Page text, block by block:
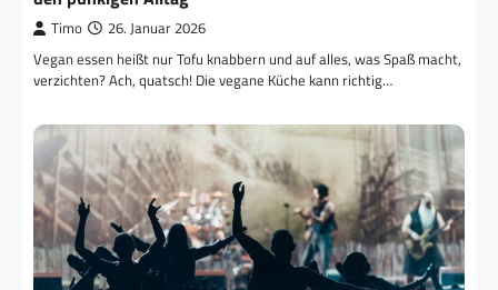
Timo 26. Januar 2026
Vegan essen heißt nur Tofu knabbern und auf alles, was Spaß macht,
verzichten? Ach, quatsch! Die vegane Küche kann richtig…